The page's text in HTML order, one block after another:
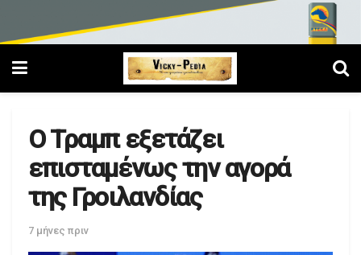
Ο Τραμπ εξετάζει
επισταμένως την αγορά
της Γροιλανδίας
7 μήνες πριν